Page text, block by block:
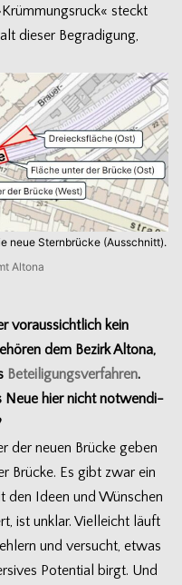
steckt
die­ser Begra­di­gung,
neue Stern­brü­cke (Aus­schnitt).
Altona
vor­aus­sicht­lich kein
dem Bezirk Altona,
Betei­li­gungs­ver­fah­ren.
Neue hier nicht not­wen­di­
der neuen Brü­cke geben
Brü­cke. Es gibt zwar ein
den Ideen und Wün­schen
ist unklar. Viel­leicht läuft
und ver­sucht, etwas
Poten­tial birgt. Und